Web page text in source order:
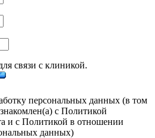
связи с клиникой.
персональных данных (в том
с Политикой
и с Политикой в отношении
данных)